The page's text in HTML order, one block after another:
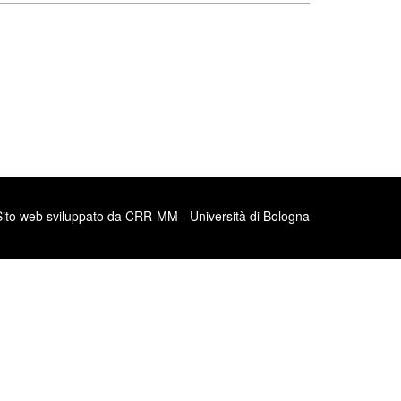
web sviluppato da CRR-MM - Università di Bologna